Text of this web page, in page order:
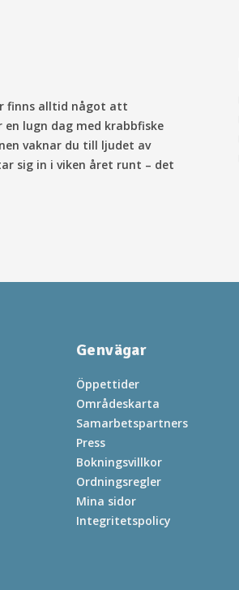
finns alltid något att
lugn dag med krabbfiske
vaknar du till ljudet av
sig in i viken året runt – det
Genvägar
Öppettider
Områdeskarta
Samarbetspartners
Press
Bokningsvillkor
Ordningsregler
Mina sidor
Integritetspolicy